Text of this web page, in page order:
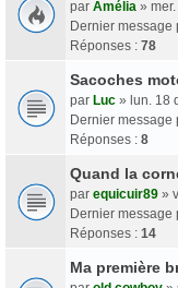
par Amélia »
Dernier message
Réponses : 78
Sacoches
par Luc » lun. 18
Dernier message
Réponses : 8
Quand la
par equicuir89 »
Dernier message
Réponses : 14
Ma première